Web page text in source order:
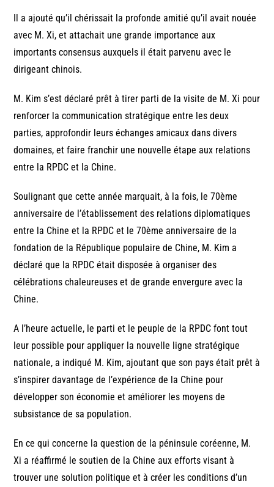
Il a ajouté qu’il chérissait la profonde amitié qu’il avait nouée
avec M. Xi, et attachait une grande importance aux
importants consensus auxquels il était parvenu avec le
dirigeant chinois.
M. Kim s’est déclaré prêt à tirer parti de la visite de M. Xi pour
renforcer la communication stratégique entre les deux
parties, approfondir leurs échanges amicaux dans divers
domaines, et faire franchir une nouvelle étape aux relations
entre la RPDC et la Chine.
Soulignant que cette année marquait, à la fois, le 70ème
anniversaire de l’établissement des relations diplomatiques
entre la Chine et la RPDC et le 70ème anniversaire de la
fondation de la République populaire de Chine, M. Kim a
déclaré que la RPDC était disposée à organiser des
célébrations chaleureuses et de grande envergure avec la
Chine.
A l’heure actuelle, le parti et le peuple de la RPDC font tout
leur possible pour appliquer la nouvelle ligne stratégique
nationale, a indiqué M. Kim, ajoutant que son pays était prêt à
s’inspirer davantage de l’expérience de la Chine pour
développer son économie et améliorer les moyens de
subsistance de sa population.
En ce qui concerne la question de la péninsule coréenne, M.
Xi a réaffirmé le soutien de la Chine aux efforts visant à
trouver une solution politique et à créer les conditions d’un